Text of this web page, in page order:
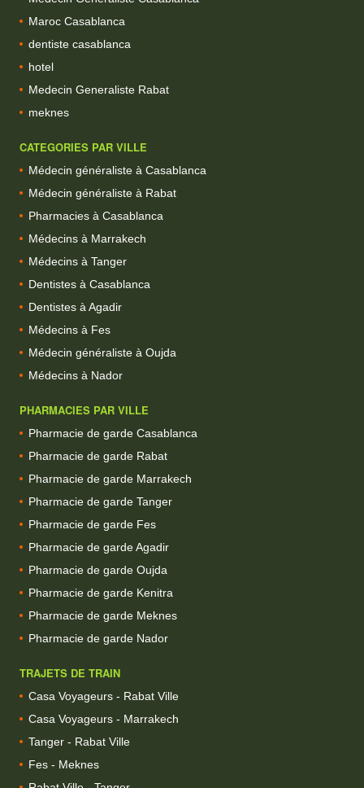
Maroc Casablanca
dentiste casablanca
hotel
Medecin Generaliste Rabat
meknes
CATEGORIES PAR VILLE
Médecin généraliste à Casablanca
Médecin généraliste à Rabat
Pharmacies à Casablanca
Médecins à Marrakech
Médecins à Tanger
Dentistes à Casablanca
Dentistes à Agadir
Médecins à Fes
Médecin généraliste à Oujda
Médecins à Nador
PHARMACIES PAR VILLE
Pharmacie de garde Casablanca
Pharmacie de garde Rabat
Pharmacie de garde Marrakech
Pharmacie de garde Tanger
Pharmacie de garde Fes
Pharmacie de garde Agadir
Pharmacie de garde Oujda
Pharmacie de garde Kenitra
Pharmacie de garde Meknes
Pharmacie de garde Nador
TRAJETS DE TRAIN
Casa Voyageurs - Rabat Ville
Casa Voyageurs - Marrakech
Tanger - Rabat Ville
Fes - Meknes